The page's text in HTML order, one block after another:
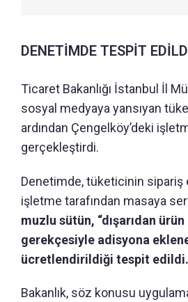
DENETİMDE TESPİT
Ticaret Bakanlığı İstanbul İl
sosyal medyaya yansıyan
ardından Çengelköy’deki
gerçekleştirdi.
Denetimde, tüketicinin sipariş
işletme tarafından masaya
muzlu sütün, “dışarıdan
gerekçesiyle adisyona
ücretlendirildiği tespit edildi.
Bakanlık, söz konusu